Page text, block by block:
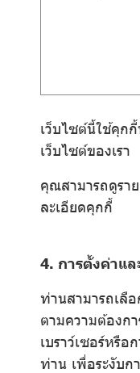
เว็บไซต์นี้ใช้คุก
เว็บไซต์ของเรา
คุณสามารถดูรา
ละเอียดคุกกี้
4. การตั้งค่าแ
ท่านสามารถเลื
ตามความต้องก
เบราว์เซอร์หรือ
ท่าน เพื่อระงับก